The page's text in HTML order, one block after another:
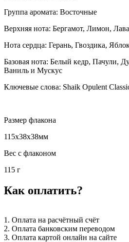
Группа аромата: Восточные
Верхняя нота: Бергамот, Лимон,
Нота сердца: Герань, Гвоздика,
Базовая нота: Белый кедр, Пачули,
Ваниль и Мускус
Ключевые слова: Shaik Opulent
Размер флакона
115x38x38мм
Вес с флаконом
115 г
Как оплатить?
1. Оплата на расчётный счёт
2. Оплата банковским переводом
3. Оплата картой онлайн на сайте